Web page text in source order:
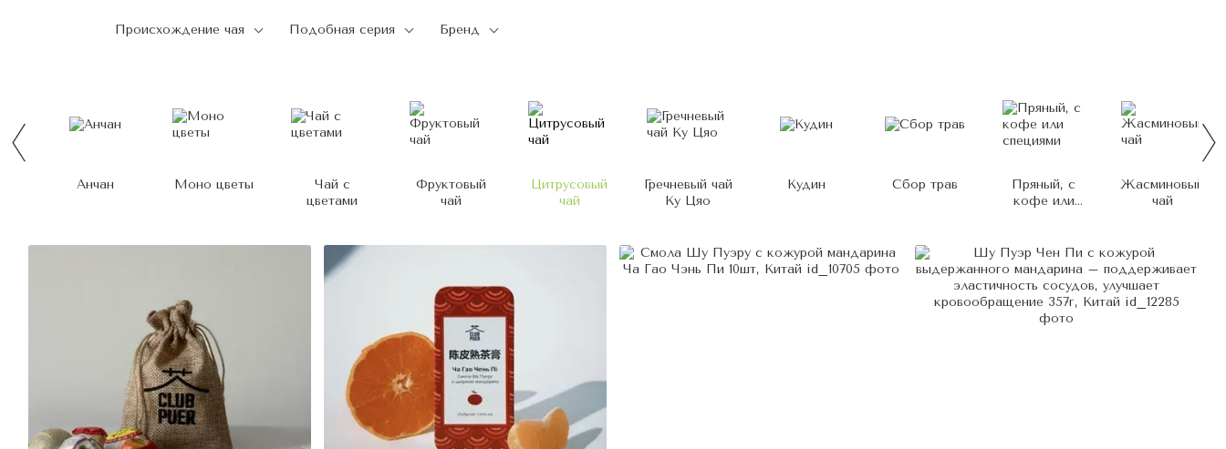
Происхождение чая Подобная серия Бренд
Анчан Моно цветы
Чай с
цветами
Фруктовый
чай
Цитрусовый
чай
Гречневый чай
Ку Цяо
Кудин Сбор трав
Пряный, с
кофе или
Жасминовый
чай